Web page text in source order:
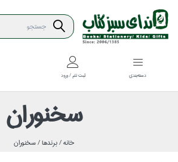
دسته‌بندي ثبت نام / ورود
سخنوران
خانه /برندها /سخنوران